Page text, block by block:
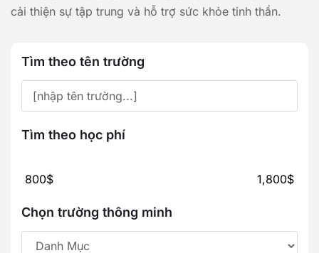
cải thiện sự tập trung và hỗ trợ sức khỏe tinh thần.
Tìm theo tên trường
Tìm theo học phí
800$ 1,800$
Chọn trường thông minh